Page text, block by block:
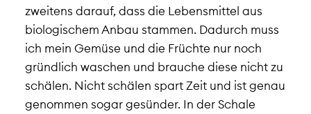
zweitens darauf, dass die Lebensmittel aus
biologischem Anbau stammen. Dadurch muss
ich mein Gemüse und die Früchte nur noch
gründlich waschen und brauche diese nicht zu
schälen. Nicht schälen spart Zeit und ist genau
genommen sogar gesünder. In der Schale